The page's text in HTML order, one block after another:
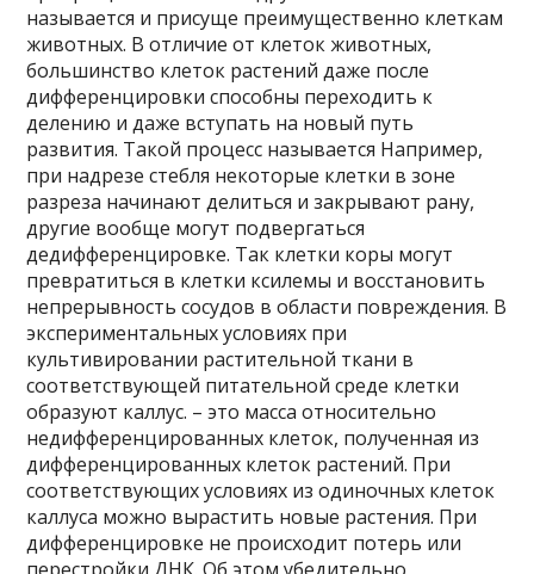
называется и присуще преимущественно клеткам
животных. В отличие от клеток животных,
большинство клеток растений даже после
дифференцировки способны переходить к
делению и даже вступать на новый путь
развития. Такой процесс называется Например,
при надрезе стебля некоторые клетки в зоне
разреза начинают делиться и закрывают рану,
другие вообще могут подвергаться
дедифференцировке. Так клетки коры могут
превратиться в клетки ксилемы и восстановить
непрерывность сосудов в области повреждения. В
экспериментальных условиях при
культивировании растительной ткани в
соответствующей питательной среде клетки
образуют каллус. – это масса относительно
недифференцированных клеток, полученная из
дифференцированных клеток растений. При
соответствующих условиях из одиночных клеток
каллуса можно вырастить новые растения. При
дифференцировке не происходит потерь или